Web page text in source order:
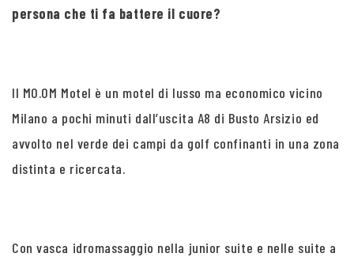
persona che ti fa battere il cuore?
Il MO.OM Motel è un motel di lusso ma economico vicino
Milano a pochi minuti dall’uscita A8 di Busto Arsizio ed
avvolto nel verde dei campi da golf confinanti in una zona
distinta e ricercata.
Con vasca idromassaggio nella junior suite e nelle suite a